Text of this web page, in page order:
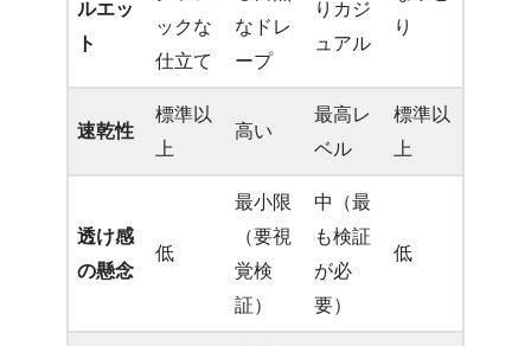
ルエッ
ト
ックな
仕立て
なドレ
ープ
りカジ
ュアル
り
速乾性
標準以
上
高い
最高レ
ベル
標準以
上
透け感
の懸念
低
最小限
（要視
覚検
証）
中（最
も検証
が必
要）
低